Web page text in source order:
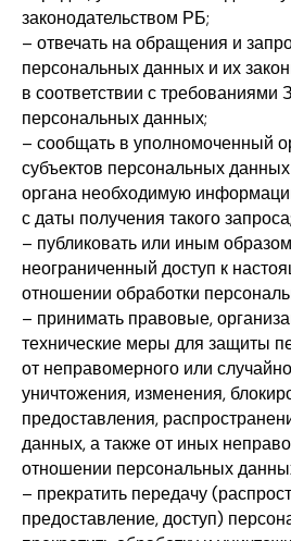
законодательством РБ;
– отвечать на обращения и
персональных данных и их
в соответствии с требованиями
персональных данных;
– сообщать в уполномоченный
субъектов персональных данных
органа необходимую
с даты получения такого запроса;
– публиковать или иным
неограниченный доступ к
отношении обработки
– принимать правовые,
технические меры для защиты
от неправомерного или
уничтожения, изменения,
предоставления,
данных, а также от иных
отношении персональных
– прекратить передачу
предоставление, доступ)